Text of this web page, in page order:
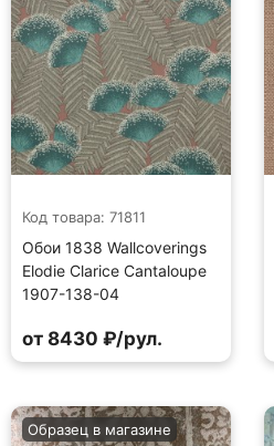
Код товара: 71811
Обои 1838 Wallcoverings
Elodie Clarice Cantaloupe
1907-138-04
от 8430 ₽/рул.
Образец в магазине